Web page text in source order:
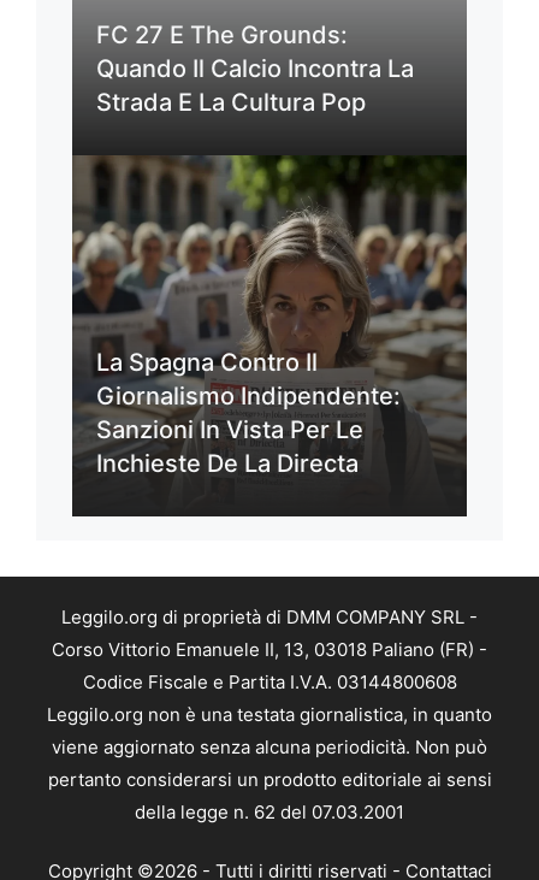
FC 27 E The Grounds:
Quando Il Calcio Incontra La
Strada E La Cultura Pop
La Spagna Contro Il
Giornalismo Indipendente:
Sanzioni In Vista Per Le
Inchieste De La Directa
Leggilo.org di proprietà di DMM COMPANY SRL -
Corso Vittorio Emanuele II, 13, 03018 Paliano (FR) -
Codice Fiscale e Partita I.V.A. 03144800608
Leggilo.org non è una testata giornalistica, in quanto
viene aggiornato senza alcuna periodicità. Non può
pertanto considerarsi un prodotto editoriale ai sensi
della legge n. 62 del 07.03.2001
Copyright ©2026 - Tutti i diritti riservati - Contattaci